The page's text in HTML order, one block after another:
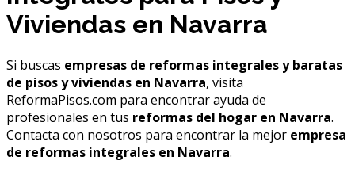
Viviendas en Navarra
Si buscas empresas de reformas integrales y baratas
de pisos y viviendas en Navarra, visita
ReformaPisos.com para encontrar ayuda de
profesionales en tus reformas del hogar en Navarra.
Contacta con nosotros para encontrar la mejor empresa
de reformas integrales en Navarra.